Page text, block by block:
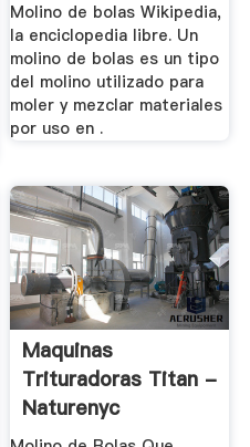
Molino de bolas Wikipedia,
la enciclopedia libre. Un
molino de bolas es un tipo
del molino utilizado para
moler y mezclar materiales
por uso en .
Maquinas
Trituradoras Titan -
Naturenyc